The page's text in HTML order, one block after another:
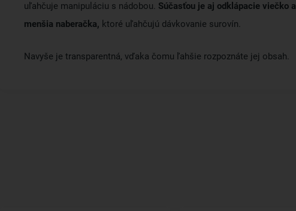
uľahčuje manipuláciu s nádobou. Súčasťou je aj odklápacie viečko a
menšia naberačka, ktoré uľahčujú dávkovanie surovín.
Navyše je transparentná, vďaka čomu ľahšie rozpoznáte jej obsah.